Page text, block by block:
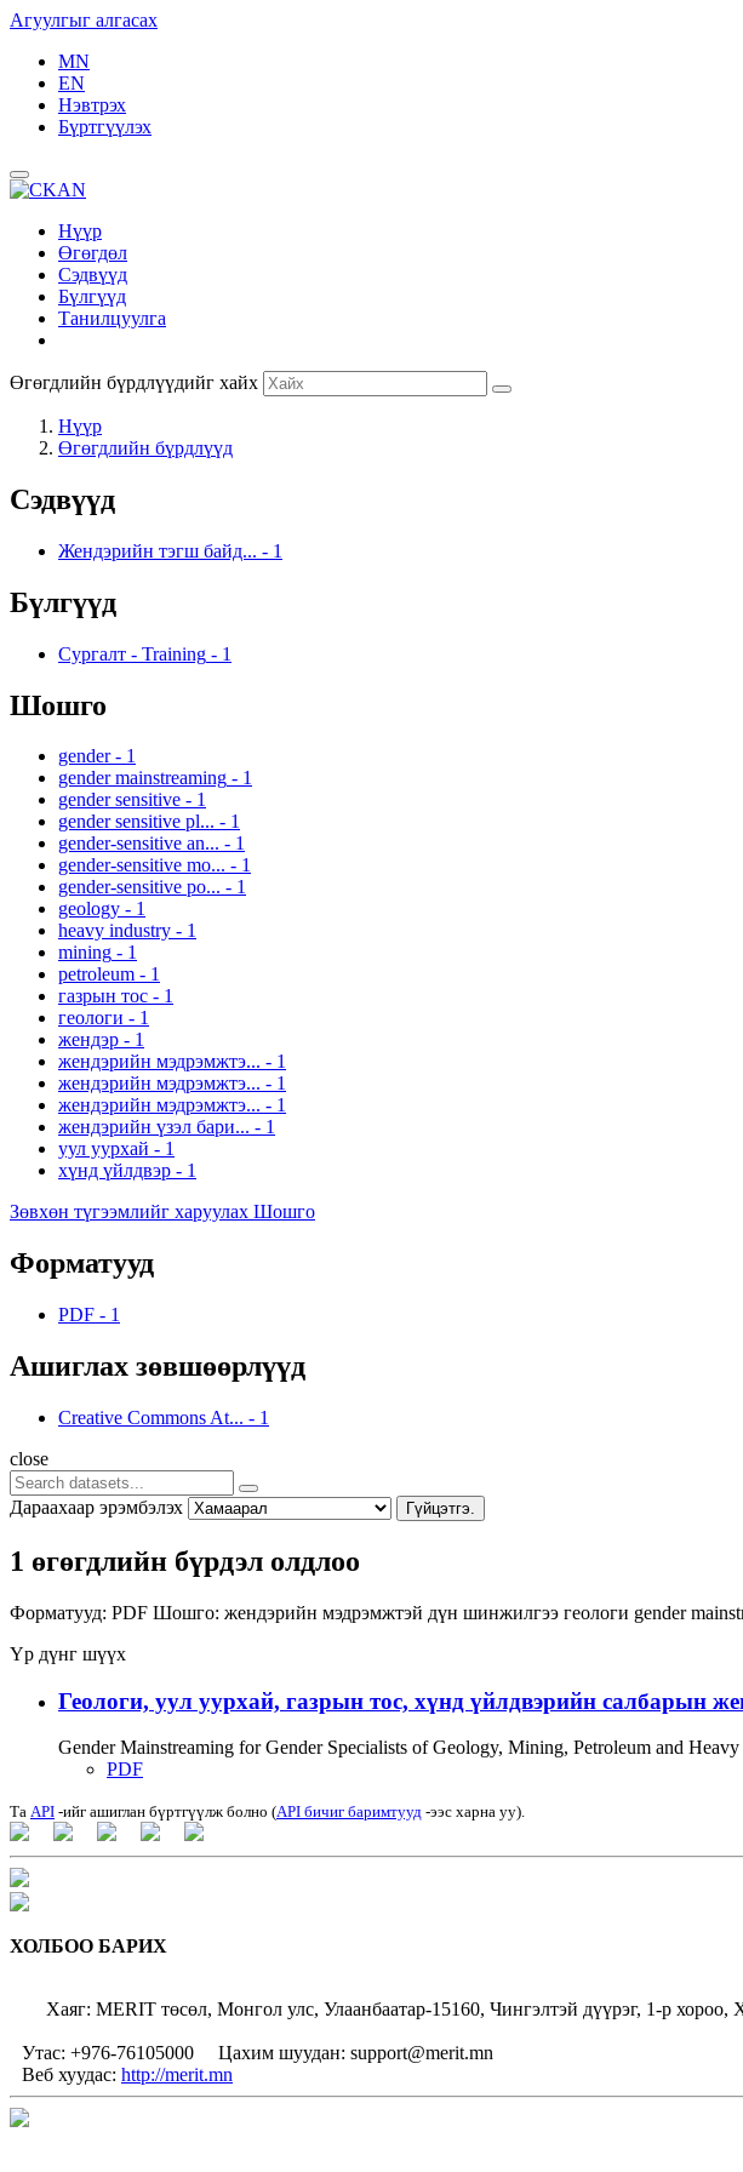
Агуулгыг алгасах
MN
EN
Нэвтрэх
Бүртгүүлэх
Нүүр
Өгөгдөл
Сэдвүүд
Бүлгүүд
Танилцуулга
Өгөгдлийн бүрдлүүдийг хайх
Нүүр
Өгөгдлийн бүрдлүүд
Сэдвүүд
Жендэрийн тэгш байд... - 1
Бүлгүүд
Сургалт - Training - 1
Шошго
gender - 1
gender mainstreaming - 1
gender sensitive - 1
gender sensitive pl... - 1
gender-sensitive an... - 1
gender-sensitive mo... - 1
gender-sensitive po... - 1
geology - 1
heavy industry - 1
mining - 1
petroleum - 1
газрын тос - 1
геологи - 1
жендэр - 1
жендэрийн мэдрэмжтэ... - 1
жендэрийн мэдрэмжтэ... - 1
жендэрийн мэдрэмжтэ... - 1
жендэрийн үзэл бари... - 1
уул уурхай - 1
хүнд үйлдвэр - 1
Зөвхөн түгээмлийг харуулах Шошго
Форматууд
PDF - 1
Ашиглах зөвшөөрлүүд
Creative Commons At... - 1
close
Дараахаар эрэмбэлэх Гүйцэтгэ.
1 өгөгдлийн бүрдэл олдлоо
Форматууд: PDF Шошго: жендэрийн мэдрэмжтэй дүн шинжилгээ геологи gender
Үр дүнг шүүх
Геологи, уул уурхай, газрын тос, хүнд үйлдвэрийн салбарын
Gender Mainstreaming for Gender Specialists of Geology, Mining, Petroleum and
PDF
Та API -ийг ашиглан бүртгүүлж болно (API бичиг баримтууд -ээс харна уу).
ХОЛБОО БАРИХ
Хаяг: MERIT төсөл, Монгол улс, Улаанбаатар-15160, Чингэлтэй дүүрэг, 1-р
Утас: +976-76105000
Цахим шуудан: support@merit.mn
Веб хуудас: http://merit.mn